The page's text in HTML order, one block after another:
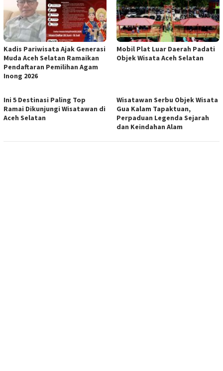
Kadis Pariwisata Ajak Generasi
Muda Aceh Selatan Ramaikan
Pendaftaran Pemilihan Agam
Inong 2026
Mobil Plat Luar Daerah Padati
Objek Wisata Aceh Selatan
Ini 5 Destinasi Paling Top
Ramai Dikunjungi Wisatawan di
Aceh Selatan
Wisatawan Serbu Objek Wisata
Gua Kalam Tapaktuan,
Perpaduan Legenda Sejarah
dan Keindahan Alam